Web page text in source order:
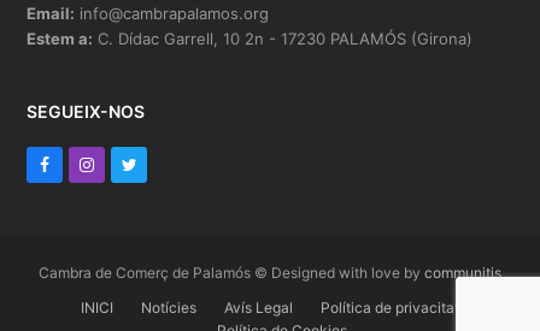
Email: info@cambrapalamos.org
Estem a: C. Dídac Garrell, 10 2n - 17230 PALAMÓS (Girona)
SEGUEIX-NOS
e
t
a
t
t
Cambra de Comerç de Palamós © Designed with love by communitis
INICI
Notícies Avís Legal
Política de privacitat